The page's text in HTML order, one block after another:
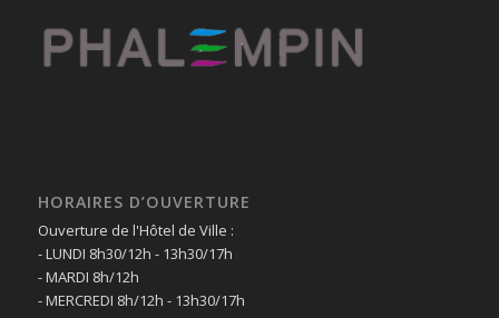
HORAIRES D’OUVERTURE
Ouverture de l'Hôtel de Ville :
- LUNDI 8h30/12h - 13h30/17h
- MARDI 8h/12h
- MERCREDI 8h/12h - 13h30/17h